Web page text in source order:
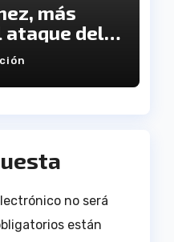
más
ataque del
no será
están